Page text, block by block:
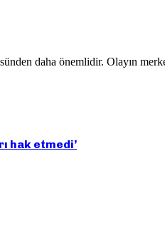
daha önemlidir. Olayın
hak etmedi’